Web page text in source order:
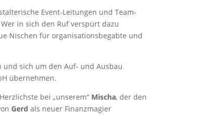
Event-Leitungen und Team-
in sich den Ruf verspürt dazu
Nischen für organisationsbegabte und
sich um den Auf- und Ausbau
übernehmen.
bei „unserem“ Mischa, der den
Gerd als neuer Finanzmagier